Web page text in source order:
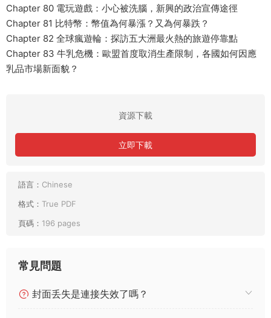
Chapter 80 電玩遊戲：小心被洗腦，新興的政治宣傳途徑
Chapter 81 比特幣：幣值為何暴漲？又為何暴跌？
Chapter 82 全球瘋遊輪：探訪五大洲最火熱的旅遊停靠點
Chapter 83 牛乳危機：歐盟首度取消生產限制，各國如何因應
乳品市場新面貌？
資源下載
立即下載
語言： Chinese
格式： True PDF
頁碼： 196 pages
常見問題
封面丢失是連接失效了嗎？